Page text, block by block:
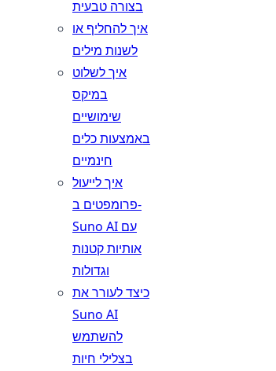
בצורה טבעית
איך להחליף או
לשנות מילים
איך לשלוט
במיקס
שימושיים
באמצעות כלים
חינמיים
איך לייעול
פרומפטים ב-
Suno AI עם
אותיות קטנות
וגדולות
כיצד לעורר את
Suno AI
להשתמש
בצלילי חיות